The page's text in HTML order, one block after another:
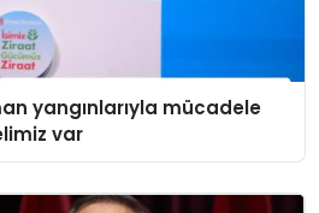
yangınlarıyla mücadele
var